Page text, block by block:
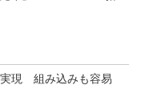
現 組み込みも容易